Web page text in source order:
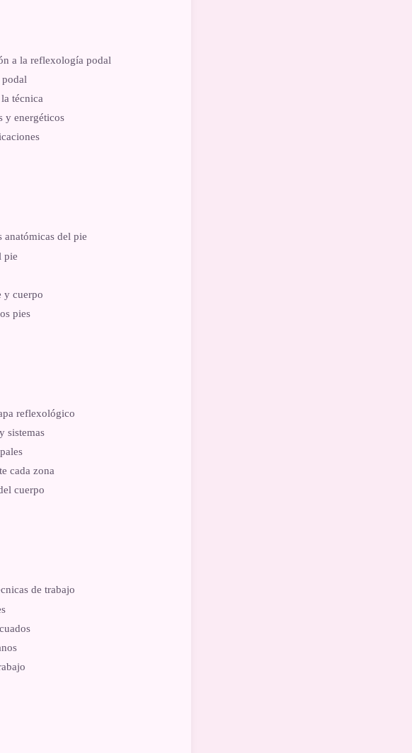
a la reflexología podal
técnica
y energéticos
anatómicas del pie
pie
y cuerpo
pies
reflexológico
sistemas
cada zona
cuerpo
de trabajo